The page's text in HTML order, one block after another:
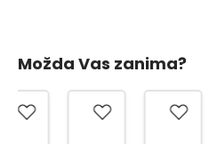
Možda Vas zanima?